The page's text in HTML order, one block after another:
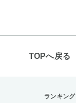
TOPへ戻る
ランキング